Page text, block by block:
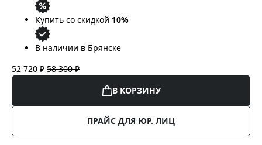
Купить со скидкой 10%
В наличии в Брянске
52 720 ₽ 58 300 ₽
В КОРЗИНУ
ПРАЙС ДЛЯ ЮР. ЛИЦ